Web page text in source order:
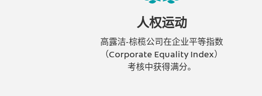
人权运动
高露洁-棕榄公司在企业平等指数
（Corporate Equality Index）
考核中获得满分。